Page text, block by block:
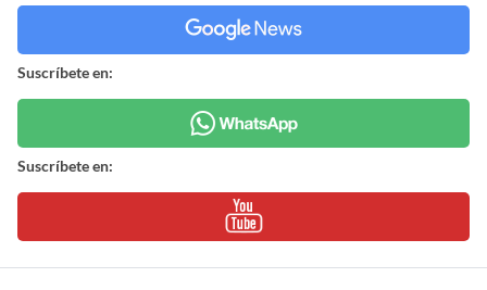
Suscríbete en:
Suscríbete en: